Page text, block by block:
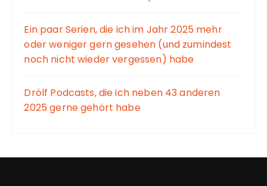
Ein paar Serien, die ich im Jahr 2025 mehr
oder weniger gern gesehen (und zumindest
noch nicht wieder vergessen) habe
Drölf Podcasts, die ich neben 43 anderen
2025 gerne gehört habe